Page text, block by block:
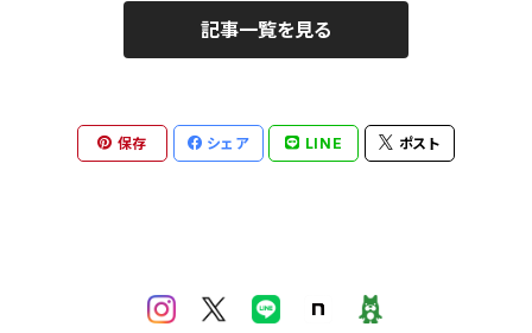
記事一覧を見る
保存 シェア LINE ポスト